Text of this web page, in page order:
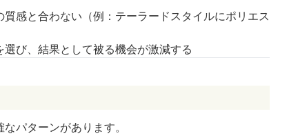
感と合わない（例：テーラードスタイルにポリエス
び、結果として被る機会が激減する
パターンがあります。